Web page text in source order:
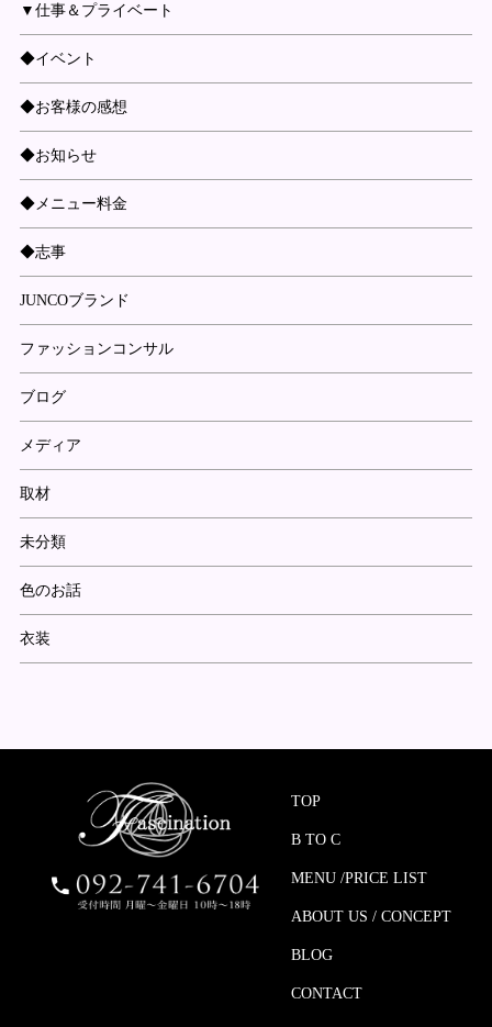
▼仕事＆プライベート
◆イベント
◆お客様の感想
◆お知らせ
◆メニュー料金
◆志事
JUNCOブランド
ファッションコンサル
ブログ
メディア
取材
未分類
色のお話
衣装
TOP
B TO C
MENU /PRICE LIST
ABOUT US / CONCEPT
BLOG
CONTACT